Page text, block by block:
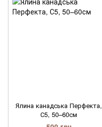
Ялина канадська Перфекта,
С5, 50–60см